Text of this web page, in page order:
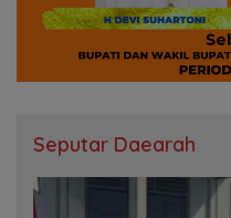
Seputar Daearah